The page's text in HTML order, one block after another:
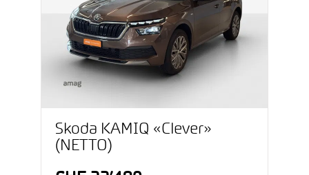
Škoda KAMIQ «Clever»
(NETTO)